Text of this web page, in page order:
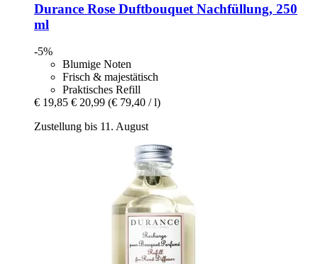
Durance Rose Duftbouquet Nachfüllung, 250
ml
-5%
Blumige Noten
Frisch & majestätisch
Praktisches Refill
€ 19,85 € 20,99 (€ 79,40 / l)
Zustellung bis 11. August